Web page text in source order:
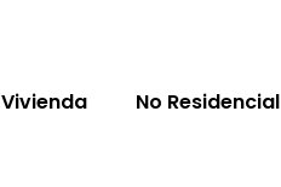
Vivienda No Residencial